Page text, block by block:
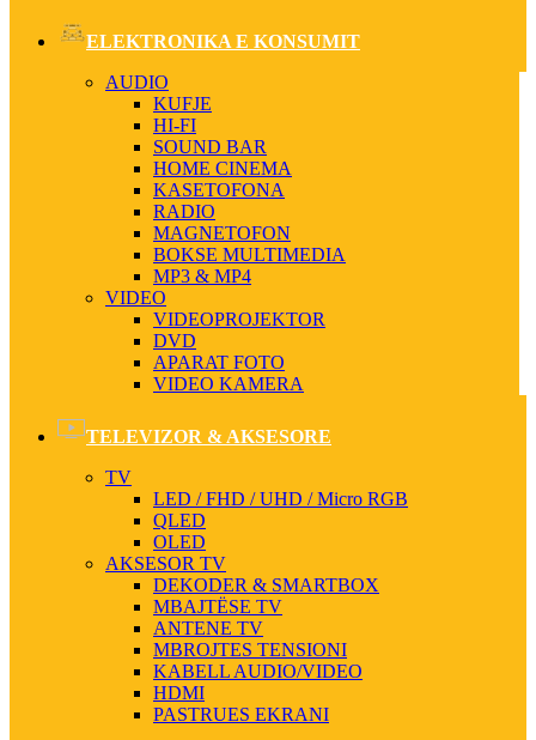
ELEKTRONIKA E KONSUMIT
AUDIO
KUFJE
HI-FI
SOUND BAR
HOME CINEMA
KASETOFONA
RADIO
MAGNETOFON
BOKSE MULTIMEDIA
MP3 & MP4
VIDEO
VIDEOPROJEKTOR
DVD
APARAT FOTO
VIDEO KAMERA
TELEVIZOR & AKSESORE
TV
LED / FHD / UHD / Micro RGB
QLED
OLED
AKSESOR TV
DEKODER & SMARTBOX
MBAJTËSE TV
ANTENE TV
MBROJTES TENSIONI
KABELL AUDIO/VIDEO
HDMI
PASTRUES EKRANI